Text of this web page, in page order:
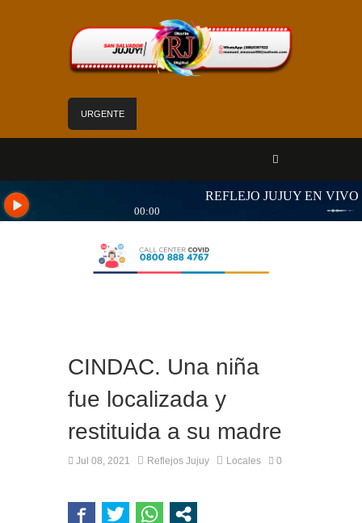
URGENTE
están en plena ejecución
con discapacidad
CINDAC. Una niña
fue localizada y
restituida a su madre
Jul 08, 2021 Reflejos Jujuy Locales 0